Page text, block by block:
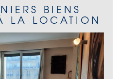
BIENS
LA LOCATION